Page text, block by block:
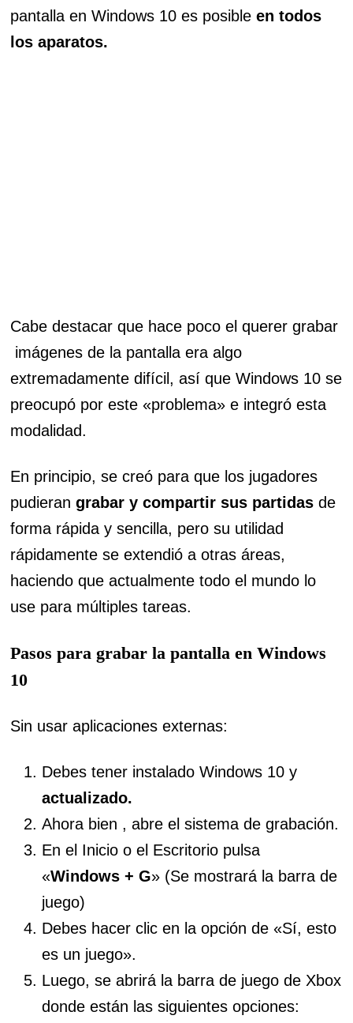
pantalla en Windows 10 es posibleen todos
los aparatos.
Cabe destacar que hace poco el querer grabar
imágenes de la pantalla era algo
extremadamente difícil, así que Windows 10 se
preocupó por este «problema» e integró esta
modalidad.
En principio, se creó para que los jugadores
pudierangrabar y compartir sus partidas de
forma rápida y sencilla, pero su utilidad
rápidamente se extendió a otras áreas,
haciendo que actualmente todo el mundo lo
use para múltiples tareas.
Pasos para grabar la pantalla en Windows
10
Sin usar aplicaciones externas:
Debes tener instalado Windows 10 y
actualizado.
Ahora bien , abre el sistema de grabación.
En el Inicio o el Escritorio pulsa
«Windows + G» (Se mostrará la barra de
juego)
Debes hacer clic en la opción de «Sí, esto
es un juego».
Luego, se abrirá la barra de juego de Xbox
donde están las siguientes opciones: